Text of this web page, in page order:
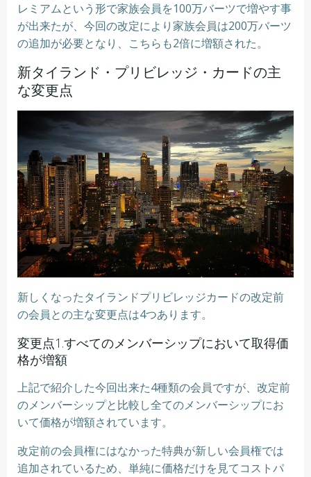
レミアムという形で家族会員を100万バーツで増やす事
が出来たが、今回の改定により家族会員は200万バーツ
の追加が必要となり、こちらも2倍に増額された。
新タイランド・プリビレッジ・カードの主
な変更点
新しくなったタイランドプリビレッジカードの改定前
の会員との主な変更点は4つあります。
変更点1.すべてのメンバーシップにおいて取得価
格が増額
上記で紹介した今回出来た4種類の会員ですが、改定前
のメンバーシップと比較し全てのメンバーシップにお
いて価格が増額されています。
改定前の会員権にはなかった特典が新しい会員権では
追加されているため、単純に価格だけを見てコストパ